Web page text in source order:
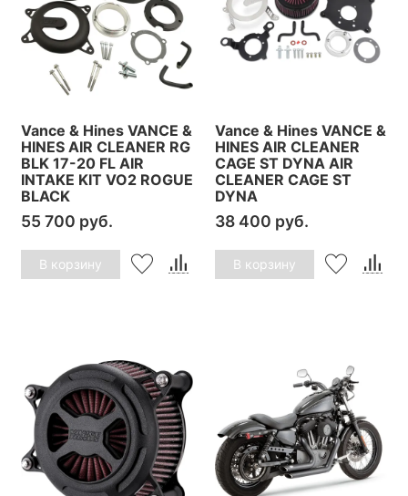
Vance & Hines VANCE &
HINES AIR CLEANER RG
BLK 17-20 FL AIR
INTAKE KIT VO2 ROGUE
BLACK
55 700 руб.
В корзину
Vance & Hines VANCE &
HINES AIR CLEANER
CAGE ST DYNA AIR
CLEANER CAGE ST
DYNA
38 400 руб.
В корзину